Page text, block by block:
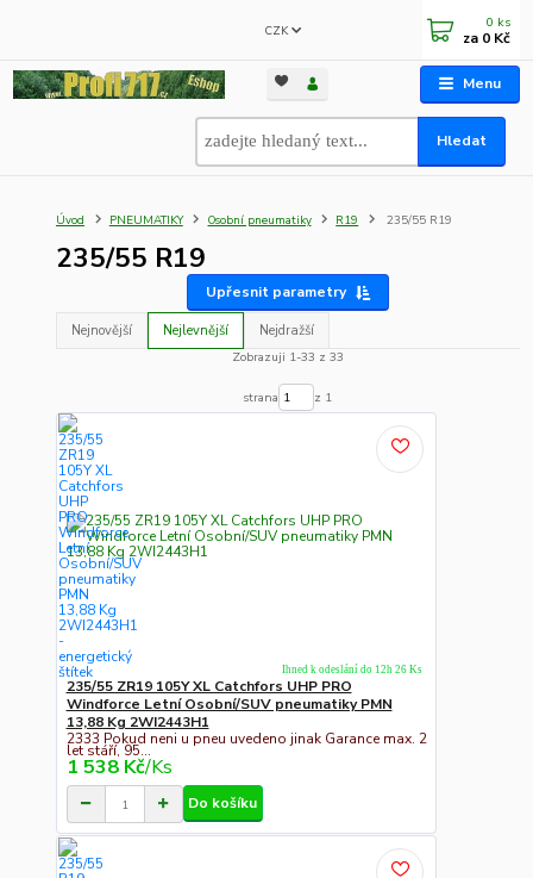
Menu
CZK
Hledat
0 ks
za 0 Kč
Úvod PNEUMATIKY Osobní pneumatiky R19 235/55 R19
235/55 R19
Upřesnit parametry
Nejnovější Nejlevnější
Nejdražší
Zobrazuji 1-33 z 33
strana z 1
235/55 ZR19 105Y XL Catchfors UHP PRO
Windforce Letní Osobní/SUV pneumatiky PMN
13,88 Kg 2WI2443H1
2333 Pokud neni u pneu uvedeno jinak Garance max. 2
let stáří, 95...
1 538 Kč/Ks
Ihned k odeslání do 12h 26 Ks
Do košíku